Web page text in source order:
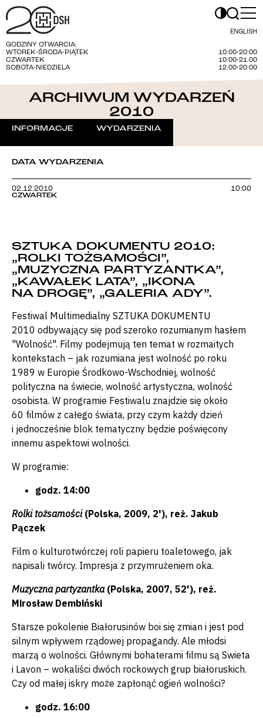
ENGLISH
GODZINY OTWARCIA:
WTOREK-ŚRODA-PIĄTEK
10:00-20:00
CZWARTEK
10:00-21:00
SOBOTA-NIEDZIELA
12:00-20:00
ARCHIWUM WYDARZEŃ
2010
INFORMACJE WYDARZENIA
DATA WYDARZENIA
02.12.2010
CZWARTEK
10:00
SZTUKA DOKUMENTU 2010:
„ROLKI TOŻSAMOŚCI”,
„MUZYCZNA PARTYZANTKA”,
„KAWAŁEK LATA”, „IKONA
NA DROGĘ”, „GALERIA ADY”.
Festiwal Multimedialny SZTUKA DOKUMENTU
2010 odbywający się pod szeroko rozumianym hasłem
"Wolność". Filmy podejmują ten temat w rozmaitych
kontekstach – jak rozumiana jest wolność po roku
1989 w Europie Środkowo-Wschodniej, wolność
polityczna na świecie, wolność artystyczna, wolność
osobista. W programie Festiwalu znajdzie się około
60 filmów z całego świata, przy czym każdy dzień
i jednocześnie blok tematyczny będzie poświęcony
innemu aspektowi wolności.
W programie:
godz. 14:00
Rolki tożsamości(Polska, 2009, 2'), reż. Jakub
Pączek
Film o kulturotwórczej roli papieru toaletowego, jak
napisali twórcy. Impresja z przymrużeniem oka.
Muzyczna partyzantka(Polska, 2007, 52'), reż.
Mirosław Dembiński
Starsze pokolenie Białorusinów boi się zmian i jest pod
silnym wpływem rządowej propagandy. Ale młodsi
marzą o wolności. Głównymi bohaterami filmu są Swieta
i Lavon – wokaliści dwóch rockowych grup białoruskich.
Czy od małej iskry może zapłonąć ogień wolności?
godz. 16:00